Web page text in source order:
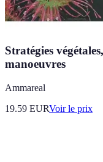
Stratégies
manoeuvres
Ammareal
19.59 EURVoir le prix